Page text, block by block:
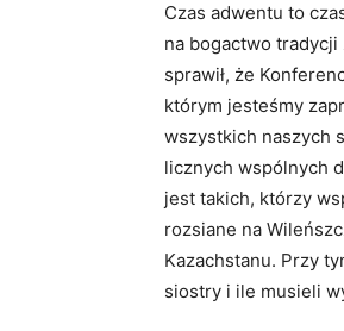
Czas adwentu to
na bogactwo
sprawił, że
którym jesteśmy
wszystkich naszych
licznych wspólnych
jest takich, którzy
rozsiane na
Kazachstanu. Przy
siostry i ile musieli